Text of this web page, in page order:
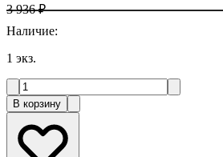
3 936 ₽
Наличие:
1 экз.
В корзину